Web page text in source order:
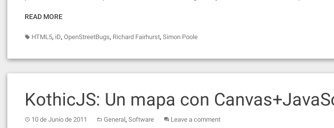
READ MORE
HTML5, iD, OpenStreetBugs, Richard Fairhurst, Simon Poole
KothicJS: Un mapa con
10 de Junio de 2011 General, Software Leave a comment